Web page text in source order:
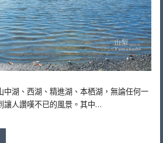
中湖、西湖、精進湖、本栖湖，無論任何一
讓人讚嘆不已的風景。其中…